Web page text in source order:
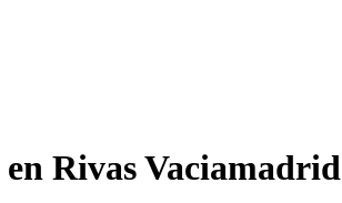
en Rivas Vaciamadrid